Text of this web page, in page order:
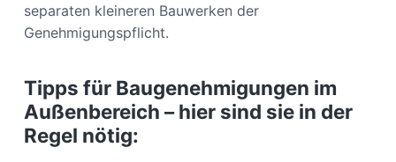
separaten kleineren Bauwerken der
Genehmigungspflicht.
Tipps für Baugenehmigungen im
Außenbereich – hier sind sie in der
Regel nötig: